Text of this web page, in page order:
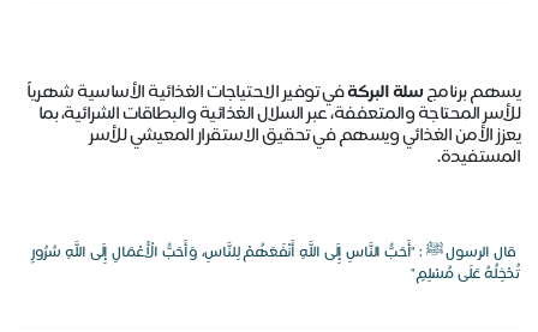
يسهم برنامجسلة البركةفي توفير الاحتياجات الغذائية الأساسية شهرياً
للأسر المحتاجة والمتعففة، عبر السلال الغذائية والبطاقات الشرائية، بما
يعزز الأمن الغذائي ويسهم في تحقيق الاستقرار المعيشي للأسر
المستفيدة.
قال الرسول ﷺ : "أَحَبُّ النَّاسِ إِلَى اللَّهِ أَنْفَعَهُمْ لِلنَّاسِ، وَأَحَبُّ الْأَعْمَالِ إِلَى اللَّهِ سُرُورٍ
تُدْخِلُهُ عَلَى مُسْلِمٍ"